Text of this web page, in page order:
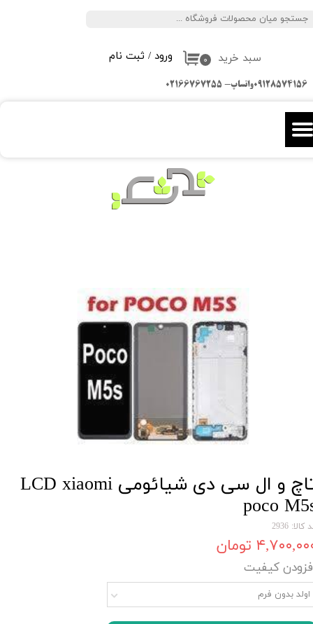
ورود / ثبت نام
تغییر گذر واژه
سفارشات
خروج از حساب کاربری
۰ سبد خرید
تاچ و ال سی دی شیائومی LCD xiaomi
poco
کالا: 2936
تومان
کیفیت
اولد بدون فرم